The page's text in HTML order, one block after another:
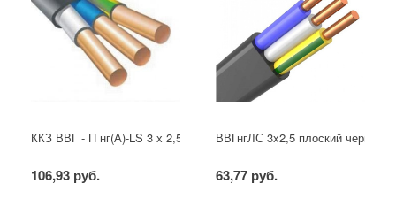
ККЗ ВВГ - П нг(А)-LS 3 х 2,5 ГОСТ
106,93 руб.
ВВГнгЛС 3x2,5 плоский черный
63,77 руб.